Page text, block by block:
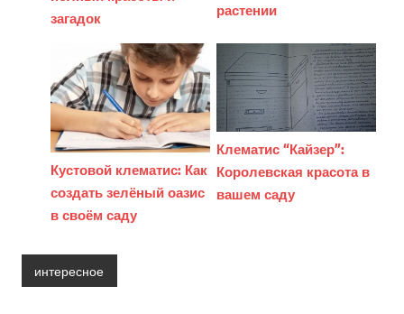
загадок
растении
Кустовой клематис: Как
создать зелёный оазис
в своём саду
Клематис “Кайзер”:
Королевская красота в
вашем саду
интересное